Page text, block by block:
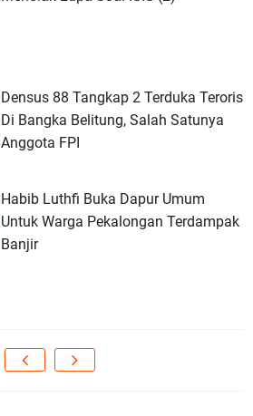
Densus 88 Tangkap 2 Terduka Teroris
Di Bangka Belitung, Salah Satunya
Anggota FPI
Habib Luthfi Buka Dapur Umum
Untuk Warga Pekalongan Terdampak
Banjir